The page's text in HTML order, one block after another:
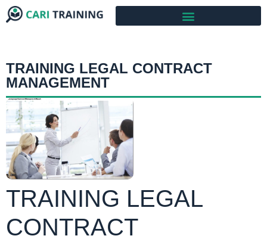
TRAINING LEGAL CONTRACT
MANAGEMENT
TRAINING LEGAL
CONTRACT